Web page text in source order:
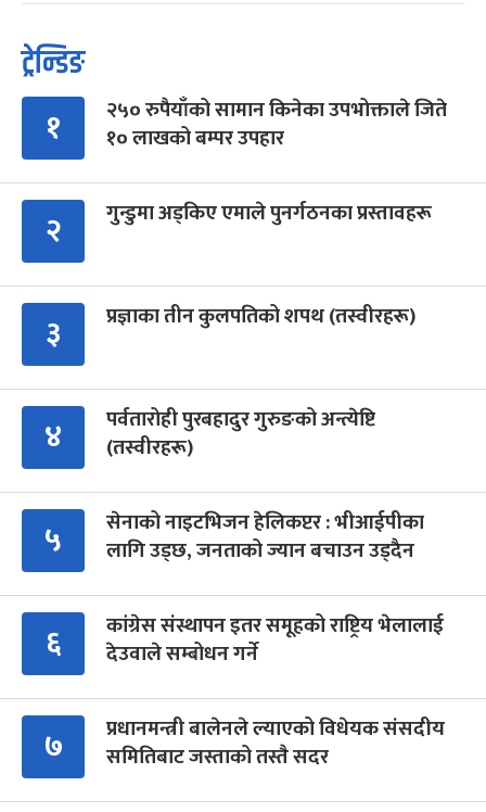
ट्रेन्डिङ
१
२५० रुपैयाँको सामान किनेका उपभोक्ताले जिते
१० लाखको बम्पर उपहार
२ गुन्डुमा अड्किए एमाले पुनर्गठनका प्रस्तावहरू
३ प्रज्ञाका तीन कुलपतिको शपथ (तस्वीरहरू)
४
पर्वतारोही पुरबहादुर गुरुङको अन्त्येष्टि
(तस्वीरहरू)
५
सेनाको नाइटभिजन हेलिकप्टर : भीआईपीका
लागि उड्छ, जनताको ज्यान बचाउन उड्दैन
६
कांग्रेस संस्थापन इतर समूहको राष्ट्रिय भेलालाई
देउवाले सम्बोधन गर्ने
७
प्रधानमन्त्री बालेनले ल्याएको विधेयक संसदीय
समितिबाट जस्ताको तस्तै सदर